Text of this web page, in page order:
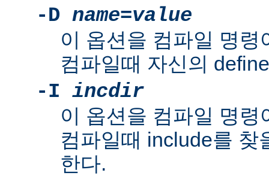
-D name=value
이 옵션을 컴파일 명
컴파일때 자신의
-I incdir
이 옵션을 컴파일 명
컴파일때 include를 찾
한다.